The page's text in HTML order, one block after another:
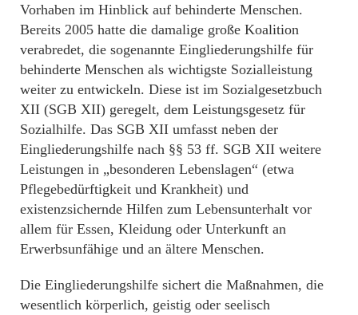
Vorhaben im Hinblick auf behinderte Menschen.
Bereits 2005 hatte die damalige große Koalition
verabredet, die sogenannte Eingliederungshilfe für
behinderte Menschen als wichtigste Sozialleistung
weiter zu entwickeln. Diese ist im Sozialgesetzbuch
XII (SGB XII) geregelt, dem Leistungsgesetz für
Sozialhilfe. Das SGB XII umfasst neben der
Eingliederungshilfe nach §§ 53 ff. SGB XII weitere
Leistungen in „besonderen Lebenslagen“ (etwa
Pflegebedürftigkeit und Krankheit) und
existenzsichernde Hilfen zum Lebensunterhalt vor
allem für Essen, Kleidung oder Unterkunft an
Erwerbsunfähige und an ältere Menschen.
Die Eingliederungshilfe sichert die Maßnahmen, die
wesentlich körperlich, geistig oder seelisch